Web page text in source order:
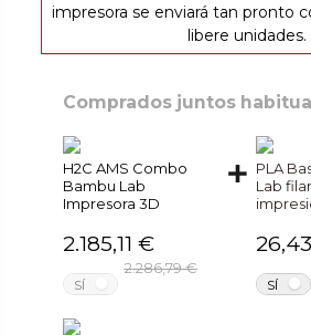
impresora se enviará tan pronto
libere unidades.
Comprados juntos
H2C AMS Combo
Bambu Lab
Impresora 3D
2.185,11 €
2.286,79 €
SÍ
PLA
Lab
SÍ